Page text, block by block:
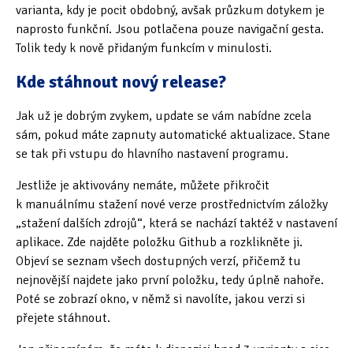
varianta, kdy je pocit obdobný, avšak průzkum dotykem je
naprosto funkční. Jsou potlačena pouze navigační gesta.
Tolik tedy k nově přidaným funkcím v minulosti.
Kde stáhnout nový release?
Jak už je dobrým zvykem, update se vám nabídne zcela
sám, pokud máte zapnuty automatické aktualizace. Stane
se tak při vstupu do hlavního nastavení programu.
Jestliže je aktivovány nemáte, můžete přikročit
k manuálnímu stažení nové verze prostřednictvím záložky
„stažení dalších zdrojů“, která se nachází taktéž v nastavení
aplikace. Zde najděte položku Github a rozklikněte ji.
Objeví se seznam všech dostupných verzí, přičemž tu
nejnovější najdete jako první položku, tedy úplně nahoře.
Poté se zobrazí okno, v němž si navolíte, jakou verzi si
přejete stáhnout.